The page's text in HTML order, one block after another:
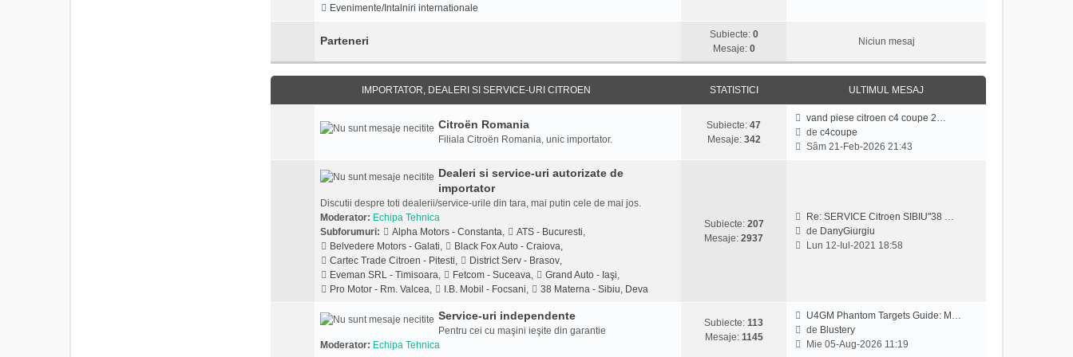
Evenimente/Intalniri internationale
u
m
Parteneri Subiecte: 0
Mesaje: 0
Niciun mesaj
IMPORTATOR, DEALERI SI SERVICE-URI CITROEN STATISTICI ULTIMUL MESAJ
Citroën Romania
Filiala Citroën Romania, unic importator.
Subiecte: 47
Mesaje: 342
vand piese citroen c4 coupe 2…
dec4coupe
V
l
t
i
e
a
Sâm 21-Feb-2026 21:43
Dealeri si service-uri autorizate de
importator
Discutii despre toti dealerii/service-urile din tara, mai putin cele de mai jos.
Moderator: Echipa Tehnica
Subforumuri:
Alpha Motors - Constanta, ATS - Bucuresti,
Belvedere Motors - Galati, Black Fox Auto - Craiova,
Cartec Trade Citroen - Pitesti, District Serv - Brasov,
Eveman SRL - Timisoara, Fetcom - Suceava, Grand Auto - Iaşi,
Pro Motor - Rm. Valcea, I.B. Mobil - Focsani, 38 Materna - Sibiu, Deva
Subiecte: 207
Mesaje: 2937
Re: SERVICE Citroen SIBIU"38 …
de DanyGiurgiu
V
l
i
Lun 12-Iul-2021 18:58
Service-uri independente
Pentru cei cu maşini ieşite din garantie
Moderator: Echipa Tehnica
Subiecte: 113
Mesaje: 1145
U4GM Phantom Targets Guide: M…
de Blustery
V
Mie 05-Aug-2026 11:19